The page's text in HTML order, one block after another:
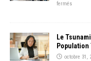
fermés
Le
octobre 31,